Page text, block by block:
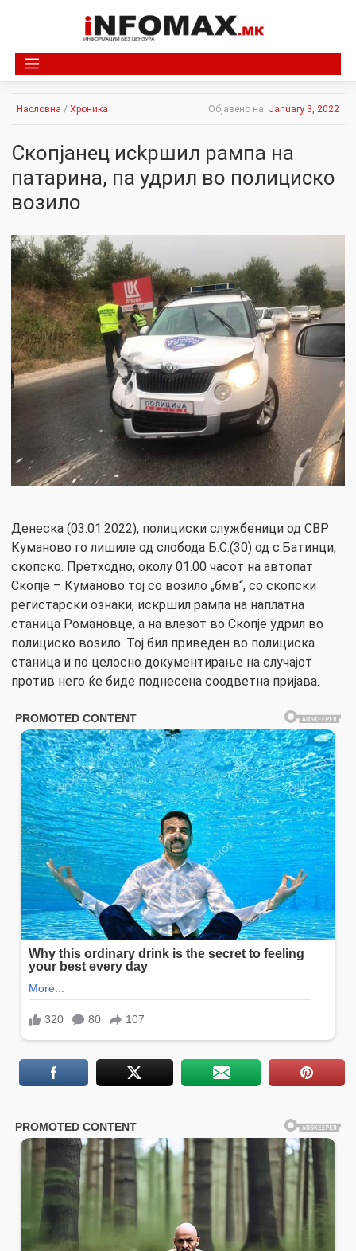
Насловна / Хроника Објавено на: January 3, 2022
Скопјанец иckршил рaмпа на
патарина, па удpил во полициско
возило
Денеска (03.01.2022), полициски службеници од СВР
Куманово го лишиле од слобода Б.С.(30) од с.Батинци,
скопско. Претходно, околу 01.00 часот на автопат
Скопје – Куманово тој со возило „бмв“, со скопски
регистарски ознаки, искршил рампа на наплатна
станица Романовце, а на влезот во Скопје удрил во
полициско возило. Тој бил приведен во полициска
станица и по целосно документирање на случајот
против него ќе биде поднесена соодветна пријава.